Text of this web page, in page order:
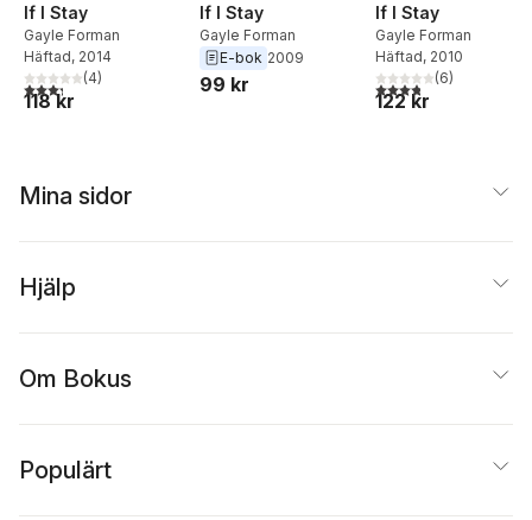
If I Stay
Gayle Forman
Häftad, 2014
3,3utav 5 stjärnor. Totalt antal röster:
(4)
118 kr
If I Stay
Gayle Forman
E-bok 2009
99 kr
If I Stay
Gayle Forman
Häftad, 2010
3,8utav 5 stjärnor.
(6)
122 kr
Mina sidor
Hjälp
Om Bokus
Populärt